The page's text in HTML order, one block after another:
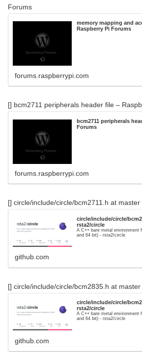
Forums
memory mapping and
Raspberry Pi Forums
forums.raspberrypi.com
[] bcm2711 peripherals header file –
bcm2711 peripherals
Forums
forums.raspberrypi.com
[] circle/include/circle/bcm2711.h at master
circle/include/circle/
rsta2/circle
A C++ bare metal environment
and 64 bit) - rsta2/circle
github.com
[] circle/include/circle/bcm2835.h at master
circle/include/circle/
rsta2/circle
A C++ bare metal environment
and 64 bit) - rsta2/circle
github.com